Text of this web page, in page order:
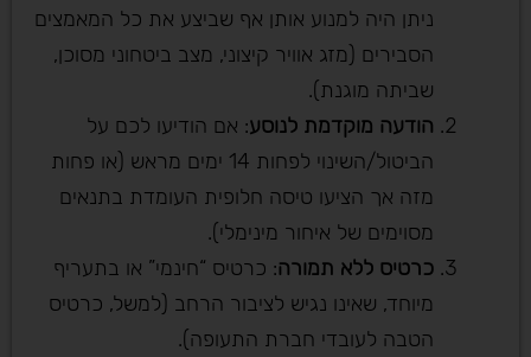
ניתן היה למנוע אותן אף שביצע את כל המאמצים
הסבירים (מזג אוויר קיצוני, מצב ביטחוני מסוכן,
שביתה מוגנת).
הודעה מוקדמת לנוסע: אם הודיעו לכם על
הביטול/השינוי לפחות 14 ימים מראש (או פחות
מזה אך הציעו טיסה חלופית העומדת בתנאים
מסוימים של איחור מינימלי).
כרטיס ללא תמורה: כרטיס “חינמי” או בתעריף
מיוחד, שאינו נגיש לציבור הרחב (למשל, כרטיס
הטבה לעובדי חברת התעופה).